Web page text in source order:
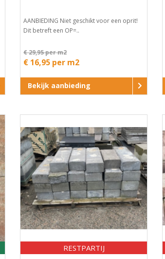
AANBIEDING Niet geschikt voor een oprit!
Dit betreft een OP=..
€ 29,95 per m2
€ 16,95 per m2
Bekijk aanbieding
RESTPARTIJ